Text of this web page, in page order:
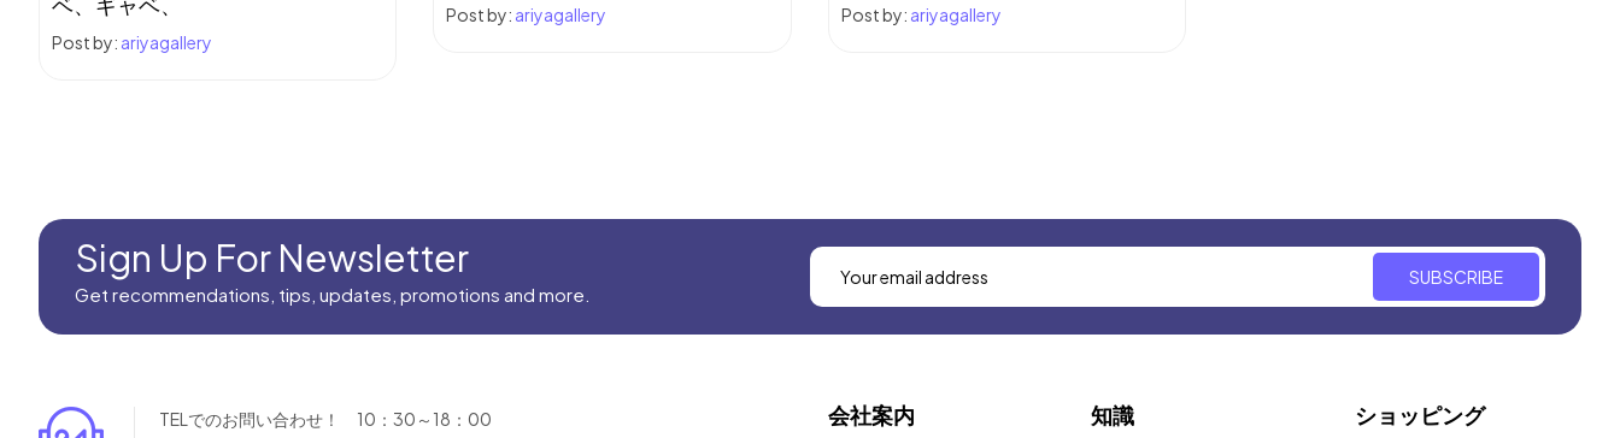
Post by: ariyagallery
Post by: ariyagallery Post by: ariyagallery
Sign Up For Newsletter
Get recommendations, tips, updates, promotions and more.
SUBSCRIBE
TELでのお問い合わせ！ 10：30～18：00 会社案内 知識 ショッピング